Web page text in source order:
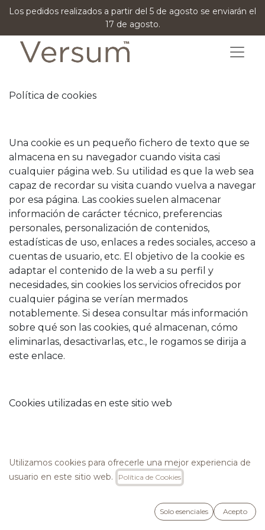
Los pedidos realizados a partir del 5 de agosto se enviarán el
17 de agosto.
Política de cookies
Una cookie es un pequeño fichero de texto que se
almacena en su navegador cuando visita casi
cualquier página web. Su utilidad es que la web sea
capaz de recordar su visita cuando vuelva a navegar
por esa página. Las cookies suelen almacenar
información de carácter técnico, preferencias
personales, personalización de contenidos,
estadísticas de uso, enlaces a redes sociales, acceso a
cuentas de usuario, etc. El objetivo de la cookie es
adaptar el contenido de la web a su perfil y
necesidades, sin cookies los servicios ofrecidos por
cualquier página se verían mermados
notablemente. Si desea consultar más información
sobre qué son las cookies, qué almacenan, cómo
eliminarlas, desactivarlas, etc., le rogamos se dirija a
este enlace.
Cookies utilizadas en este sitio web
Protección de Datos procedemos a detallar el uso
de cookies que hace esta web con el fin de
Utilizamos cookies para ofrecerle una mejor experiencia de
usuario en este sitio web.
Política de Cookies
Solo esenciales Acepto